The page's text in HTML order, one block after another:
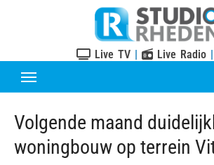
Live TV | Live Radio |
Volgende maand
woningbouw op terrein